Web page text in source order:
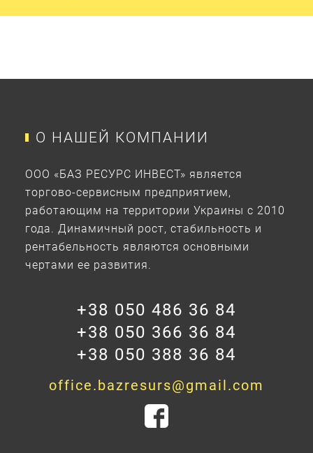
+38 050 486 36 84
+38 050 366 36 84
+38 050 388 36 84
office.bazresurs@gmail.com
О НАШЕЙ КОМПАНИИ
ООО «БАЗ РЕСУРС ИНВЕСТ» является
торгово-сервисным предприятием,
работающим на территории Украины с 2010
года. Динамичный рост, стабильность и
рентабельность являются основными
чертами ее развития.